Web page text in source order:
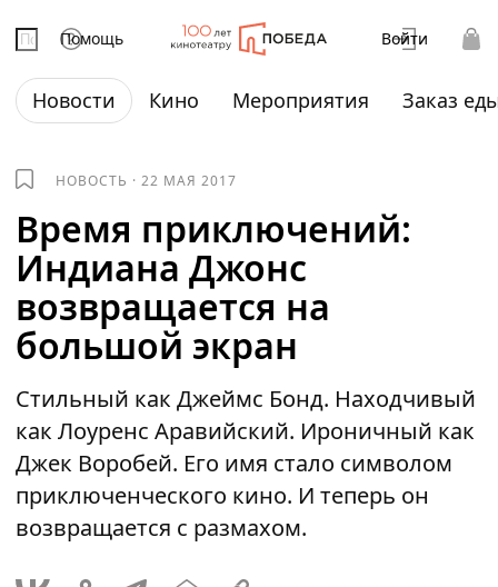
Помощь Войти
Новости Кино Мероприятия Заказ
НОВОСТЬ ·22 МАЯ 2017
Время приключений:
Индиана Джонс
возвращается на
большой экран
Стильный как Джеймс Бонд. Находчивый
как Лоуренс Аравийский. Ироничный как
Джек Воробей. Его имя стало символом
приключенческого кино. И теперь он
возвращается с размахом.